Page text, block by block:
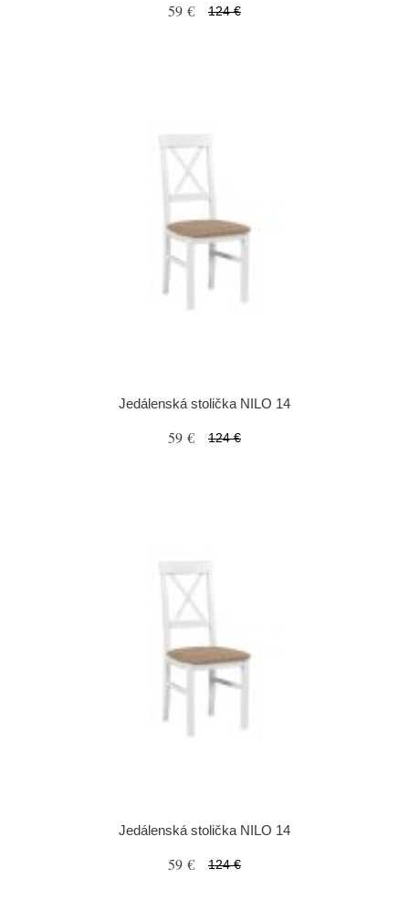
59 € 124 €
Jedálenská stolička NILO 14
59 € 124 €
Jedálenská stolička NILO 14
59 € 124 €